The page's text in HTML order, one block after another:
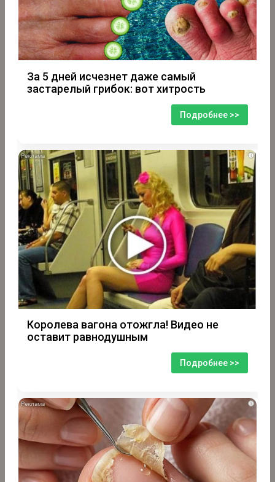
За 5 дней исчезнет даже самый
застарелый грибок: вот хитрость
Подробнее >>
i
Королева вагона отожгла! Видео не
оставит равнодушным
Подробнее >>
i